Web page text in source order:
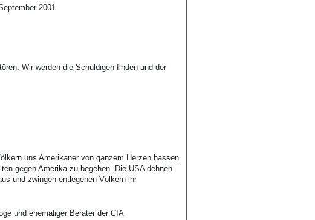
2001
Wir werden die Schuldigen finden und der
uns Amerikaner von ganzem Herzen hassen
gegen Amerika zu begehen. Die USA dehnen
und zwingen entlegenen Völkern ihr
und ehemaliger Berater der CIA